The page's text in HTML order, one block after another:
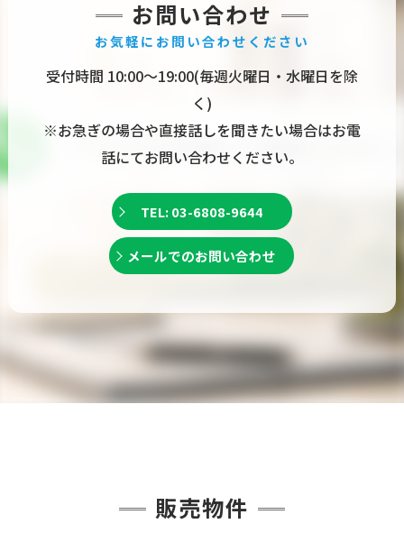
お気軽にお問い合わせください
お問い合わせ
受付時間 10:00〜19:00(毎週火曜日・水曜日を除
く)
※お急ぎの場合や直接話しを聞きたい場合はお電
話にてお問い合わせください。
TEL: 03-6808-9644
メールでのお問い合わせ
販売物件